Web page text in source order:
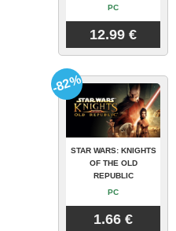
PC
12.99 €
STAR WARS: KNIGHTS
OF THE OLD
REPUBLIC
PC
1.66 €
-82%